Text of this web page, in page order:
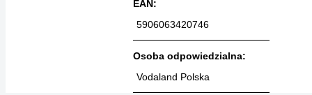
EAN:
5906063420746
Osoba odpowiedzialna:
Vodaland Polska